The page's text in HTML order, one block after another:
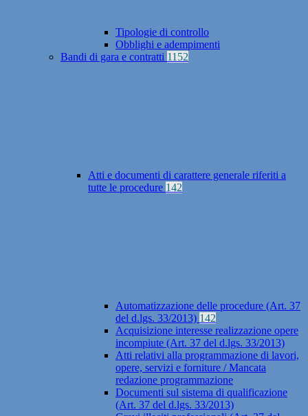
Tipologie di controllo
Obblighi e adempimenti
Bandi di gara e contratti 1152
Atti e documenti di carattere generale riferiti a
tutte le procedure 142
Automatizzazione delle procedure (Art. 37
del d.lgs. 33/2013) 142
Acquisizione interesse realizzazione opere
incompiute (Art. 37 del d.lgs. 33/2013)
Atti relativi alla programmazione di lavori,
opere, servizi e forniture / Mancata
redazione programmazione
Documenti sul sistema di qualificazione
(Art. 37 del d.lgs. 33/2013)